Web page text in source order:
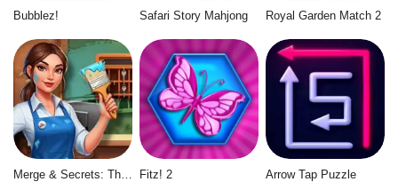
Bubblez! Safari Story Mahjong Royal Garden Match 2
Fitz! 2 Arrow Tap Puzzle